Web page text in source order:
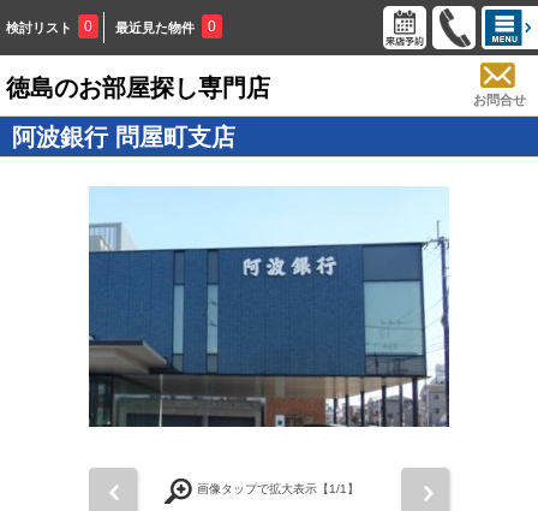
検討リスト 0 最近見た物件 0
徳島のお部屋探し専門店 お問合せ
阿波銀行 問屋町支店
前 画像タップで拡大表示【1/1】